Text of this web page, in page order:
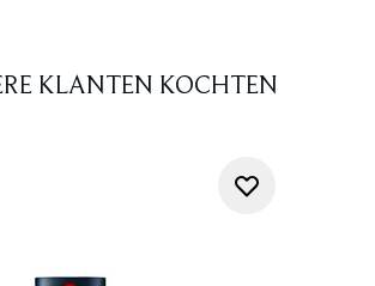
KLANTEN KOCHTEN